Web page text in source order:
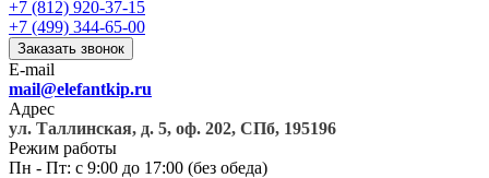
+7 (812) 920-37-15
+7 (499) 344-65-00
Заказать звонок
E-mail
mail@elefantkip.ru
Адрес
ул. Таллинская, д. 5, оф. 202, СПб, 195196
Режим работы
Пн - Пт: с 9:00 до 17:00 (без обеда)